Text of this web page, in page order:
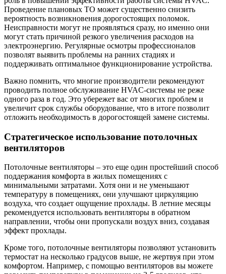
Проведение плановых ТО может существенно снизить
вероятность возникновения дорогостоящих поломок.
Неисправности могут не проявляться сразу, но именно они
могут стать причиной резкого увеличения расходов на
электроэнергию. Регулярные осмотры профессионалов
позволят выявить проблемы на ранних стадиях и
поддерживать оптимальное функционирование устройства.
Важно помнить, что многие производители рекомендуют
проводить полное обслуживание HVAC-системы не реже
одного раза в год. Это убережет вас от многих проблем и
увеличит срок службы оборудование, что в итоге позволит
отложить необходимость в дорогостоящей замене системы.
Стратегическое использование потолочных
вентиляторов
Потолочные вентиляторы – это еще один простейший способ
поддержания комфорта в жилых помещениях с
минимальными затратами. Хотя они и не уменьшают
температуру в помещениях, они улучшают циркуляцию
воздуха, что создает ощущение прохлады. В летние месяцы
рекомендуется использовать вентиляторы в обратном
направлении, чтобы они пропускали воздух вниз, создавая
эффект прохлады.
Кроме того, потолочные вентиляторы позволяют установить
термостат на несколько градусов выше, не жертвуя при этом
комфортом. Например, с помощью вентиляторов вы можете